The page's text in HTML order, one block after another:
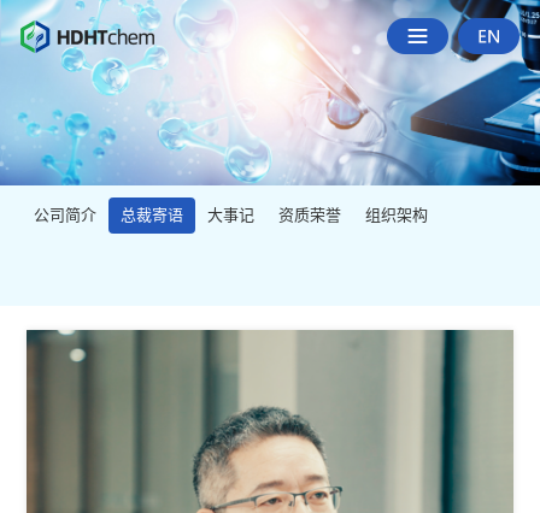
公司简介 总裁寄语 大事记 资质荣誉 组织架构